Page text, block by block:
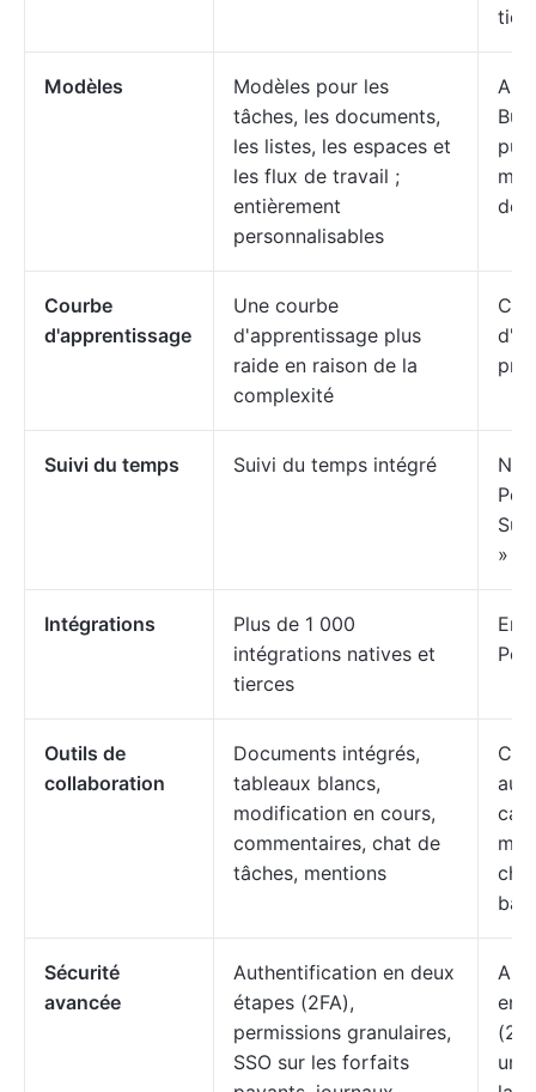
tiers
Modèles
Modèles pour les
tâches, les documents,
les listes, les espaces et
les flux de travail ;
entièrement
personnalisables
Courbe
d'apprentissage
Une courbe
d'apprentissage plus
raide en raison de la
complexité
Suivi du temps Suivi du temps intégré
»
Intégrations
Plus de 1 000
intégrations natives et
tierces
Outils de
collaboration
Documents intégrés,
tableaux blancs,
modification en cours,
commentaires, chat de
tâches, mentions
au
Sécurité
avancée
Authentification en deux
étapes (2FA),
permissions granulaires,
SSO sur les forfaits
en